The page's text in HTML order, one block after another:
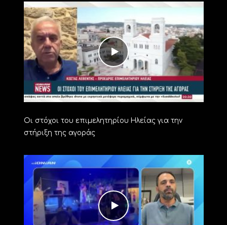
Οι στόχοι του επιμελητηρίου Ηλείας για την
στήριξη της αγοράς